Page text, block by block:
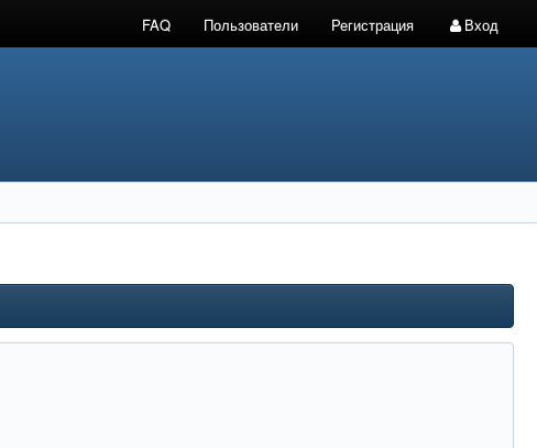
FAQ Пользователи Регистрация Вход